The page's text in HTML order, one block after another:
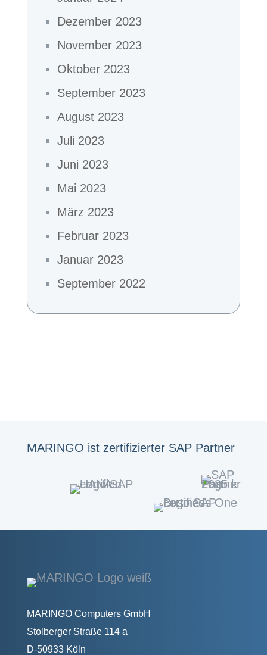
Dezember 2023
November 2023
Oktober 2023
September 2023
August 2023
Juli 2023
Juni 2023
Mai 2023
März 2023
Februar 2023
Januar 2023
September 2022
MARINGO ist zertifizierter SAP Partner
MARINGO Computers GmbH
Stolberger Straße 114 a
D-50933 Köln